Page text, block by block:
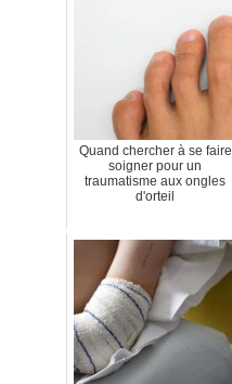
Quand chercher à se faire
soigner pour un
traumatisme aux ongles
d'orteil